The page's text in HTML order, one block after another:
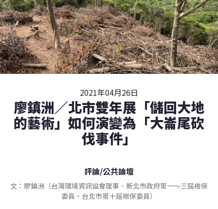
2021年04月26日
廖鎮洲／北市雙年展「儲回大地
的藝術」如何演變為「大崙尾砍
伐事件」
評論/公共論壇
文：廖鎮洲（台灣環境資訊協會理事、新北市政府第一～三屆樹保
委員、台北市第十屆樹保委員）